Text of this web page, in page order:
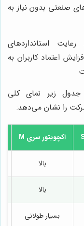
صنعتی بدون نیاز به
رعایت استانداردهای
اعتماد کاربران به
جدول زیر نمای کلی
را نشان می‌دهد:
اکچویتور سری M
بالا
بالا
بسیار طولانی